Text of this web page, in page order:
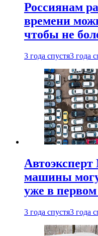
Россиянам
времени
чтобы не
3 года спустя3 года
машины
уже в
3 года спустя3 года